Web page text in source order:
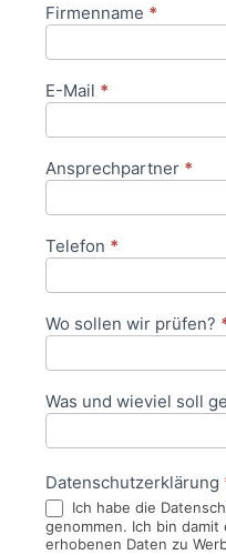
Anfrageformular
Firmenname *
E-Mail *
Ansprechpartner *
Telefon *
Wo sollen wir prüfen?
Was und wieviel soll
Datenschutzerklärung
Ich habe die
genommen. Ich bin
erhobenen Daten zu